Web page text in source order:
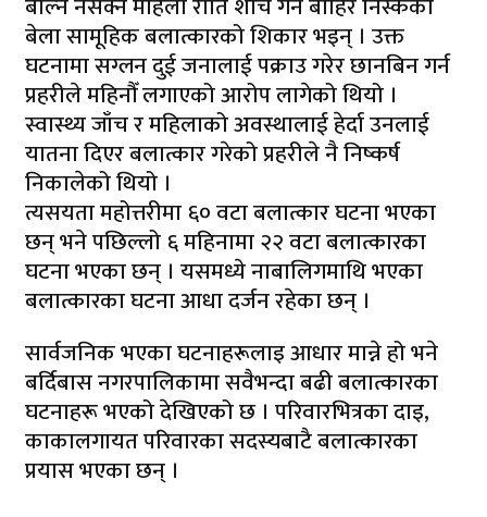
बेला सामूहिक बलात्कारको शिकार भइन् । उक्त
घटनामा सग्लन दुई जनालाई पक्राउ गरेर छानबिन गर्न
प्रहरीले महिनौँ लगाएको आरोप लागेको थियो ।
स्वास्थ्य जाँच र महिलाको अवस्थालाई हेर्दा उनलाई
यातना दिएर बलात्कार गरेको प्रहरीले नै निष्कर्ष
निकालेको थियो ।
त्यसयता महोत्तरीमा ६० वटा बलात्कार घटना भएका
छन् भने पछिल्लो ६ महिनामा २२ वटा बलात्कारका
घटना भएका छन् । यसमध्ये नाबालिगमाथि भएका
बलात्कारका घटना आधा दर्जन रहेका छन् ।
सार्वजनिक भएका घटनाहरूलाइ आधार मान्ने हो भने
बर्दिबास नगरपालिकामा सवैभन्दा बढी बलात्कारका
घटनाहरू भएको देखिएको छ । परिवारभित्रका दाइ,
काकालगायत परिवारका सदस्यबाटै बलात्कारका
प्रयास भएका छन् ।